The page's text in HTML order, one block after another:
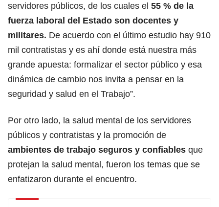
servidores públicos, de los cuales el 55 % de la
fuerza laboral del Estado son docentes y
militares. De acuerdo con el último estudio hay 910
mil contratistas y es ahí donde está nuestra más
grande apuesta: formalizar el sector público y esa
dinámica de cambio nos invita a pensar en la
seguridad y salud en el Trabajo”.
Por otro lado, la salud mental de los servidores
públicos y contratistas y la promoción de
ambientes de trabajo seguros y confiables que
protejan la salud mental, fueron los temas que se
enfatizaron durante el encuentro.